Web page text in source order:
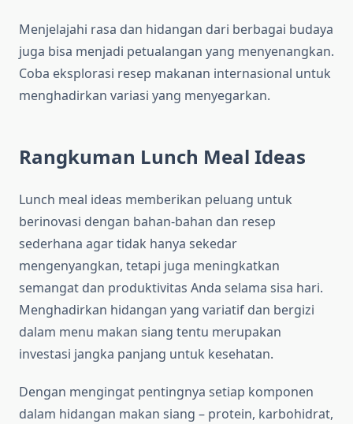
Menjelajahi rasa dan hidangan dari berbagai budaya
juga bisa menjadi petualangan yang menyenangkan.
Coba eksplorasi resep makanan internasional untuk
menghadirkan variasi yang menyegarkan.
Rangkuman Lunch Meal Ideas
Lunch meal ideas memberikan peluang untuk
berinovasi dengan bahan-bahan dan resep
sederhana agar tidak hanya sekedar
mengenyangkan, tetapi juga meningkatkan
semangat dan produktivitas Anda selama sisa hari.
Menghadirkan hidangan yang variatif dan bergizi
dalam menu makan siang tentu merupakan
investasi jangka panjang untuk kesehatan.
Dengan mengingat pentingnya setiap komponen
dalam hidangan makan siang – protein, karbohidrat,